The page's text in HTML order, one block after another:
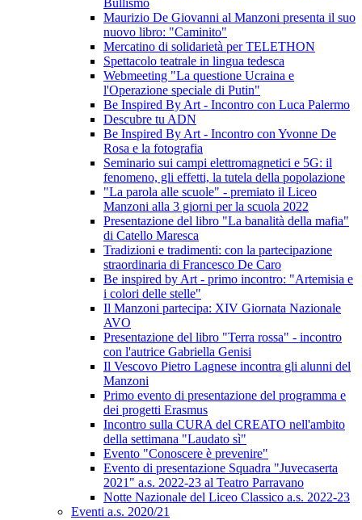
Bullismo
Maurizio De Giovanni al Manzoni presenta il suo
nuovo libro: "Caminito"
Mercatino di solidarietà per TELETHON
Spettacolo teatrale in lingua tedesca
Webmeeting "La questione Ucraina e
l'Operazione speciale di Putin"
Be Inspired By Art - Incontro con Luca Palermo
Descubre tu ADN
Be Inspired By Art - Incontro con Yvonne De
Rosa e la fotografia
Seminario sui campi elettromagnetici e 5G: il
fenomeno, gli effetti, la tutela della popolazione
"La parola alle scuole" - premiato il Liceo
Manzoni alla 3 giorni per la scuola 2022
Presentazione del libro "La banalità della mafia"
di Catello Maresca
Tradizioni e tradimenti: con la partecipazione
straordinaria di Francesco De Caro
Be inspired by Art - primo incontro: "Artemisia e
i colori delle stelle"
Il Manzoni partecipa: XIV Giornata Nazionale
AVO
Presentazione del libro "Terra rossa" - incontro
con l'autrice Gabriella Genisi
Il Vescovo Pietro Lagnese incontra gli alunni del
Manzoni
Primo evento di presentazione del programma e
dei progetti Erasmus
Incontro sulla CURA del CREATO nell'ambito
della settimana "Laudato sì"
Evento "Conoscere è prevenire"
Evento di presentazione Squadra "Juvecaserta
2021" a.s. 2022-23 al Teatro Parravano
Notte Nazionale del Liceo Classico a.s. 2022-23
Eventi a.s. 2020/21